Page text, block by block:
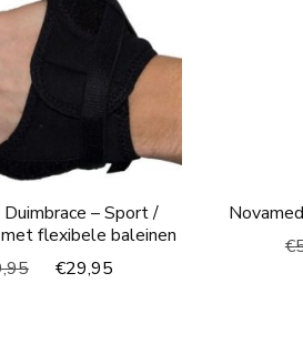
– Sport /
flexibele baleinen
Oorspronkelijke
€29,95
€